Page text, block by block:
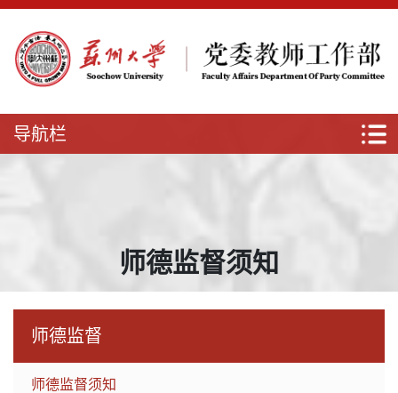
师德监督须知
导航栏
师德监督
师德监督须知